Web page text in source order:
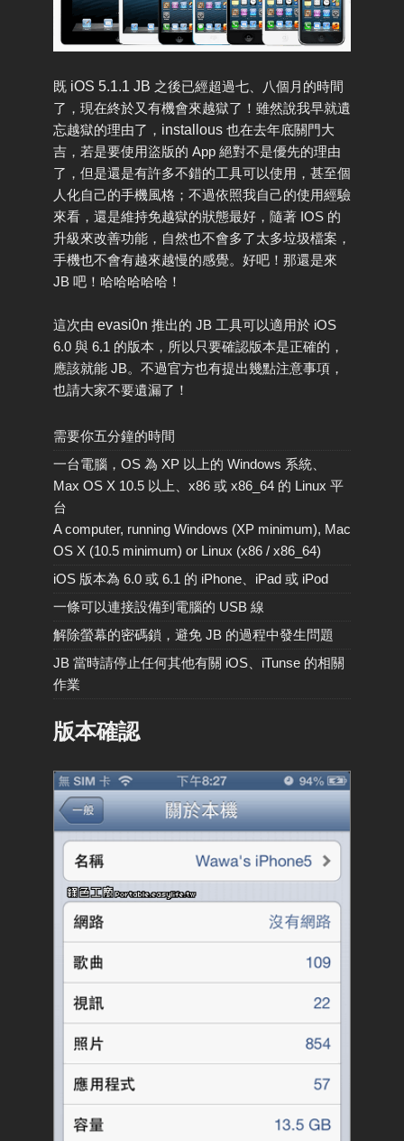
既 iOS 5.1.1 JB 之後已經超過七、八個月的時間
了，現在終於又有機會來越獄了！雖然說我早就遺
忘越獄的理由了， installous 也在去年底關門大
吉，若是要使用盜版的 App 絕對不是優先的理由
了，但是還是有許多不錯的工具可以使用，甚至個
人化自己的手機風格；不過依照我自己的使用經驗
來看，還是維持免越獄的狀態最好，隨著 IOS 的
升級來改善功能，自然也不會多了太多垃圾檔案，
手機也不會有越來越慢的感覺。好吧！那還是來
JB 吧！哈哈哈哈哈！
這次由 evasi0n 推出的 JB 工具可以適用於 iOS
6.0 與 6.1 的版本，所以只要確認版本是正確的，
應該就能 JB。不過官方也有提出幾點注意事項，
也請大家不要遺漏了！
需要你五分鐘的時間
一台電腦，OS 為 XP 以上的 Windows 系統、
Max OS X 10.5 以上、x86 或 x86_64 的 Linux 平
台
A computer, running Windows (XP minimum), Mac
OS X (10.5 minimum) or Linux (x86 / x86_64)
iOS 版本為 6.0 或 6.1 的 iPhone、iPad 或 iPod
一條可以連接設備到電腦的 USB 線
解除螢幕的密碼鎖，避免 JB 的過程中發生問題
JB 當時請停止任何其他有關 iOS、iTunse 的相關
作業
版本確認